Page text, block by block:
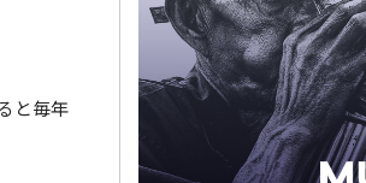
と毎年